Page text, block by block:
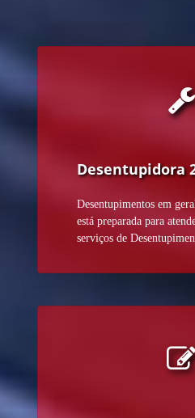
Desentupidora
Desentupimentos em
está preparada para
serviços de